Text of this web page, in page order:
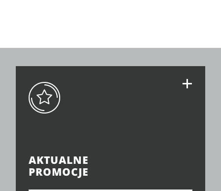
AKTUALNE
PROMOCJE